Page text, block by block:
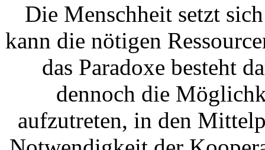
Die Menschheit setzt
kann die nötigen
das Paradoxe besteht
dennoch die
aufzutreten, in den